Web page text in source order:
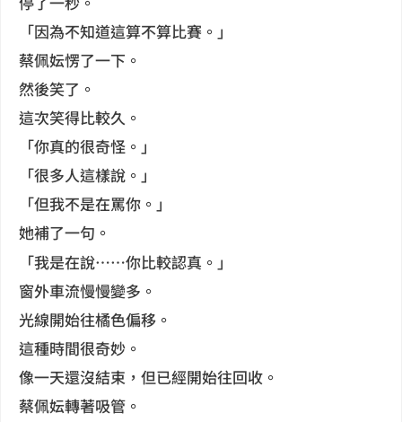
「因為不知道這算不算比賽。」
蔡佩妘愣了一下。
然後笑了。
這次笑得比較久。
「你真的很奇怪。」
「很多人這樣說。」
「但我不是在罵你。」
她補了一句。
「我是在說……你比較認真。」
窗外車流慢慢變多。
光線開始往橘色偏移。
這種時間很奇妙。
像一天還沒結束，但已經開始往回收。
蔡佩妘轉著吸管。